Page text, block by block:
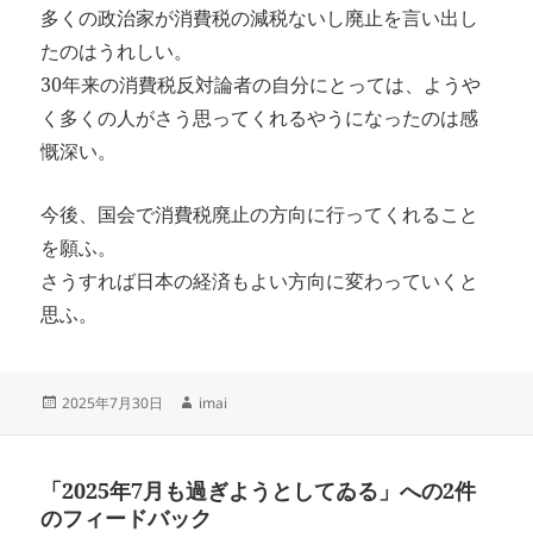
多くの政治家が消費税の減税ないし廃止を言い出し
たのはうれしい。
30年来の消費税反対論者の自分にとっては、ようや
く多くの人がさう思ってくれるやうになったのは感
慨深い。
今後、国会で消費税廃止の方向に行ってくれること
を願ふ。
さうすれば日本の経済もよい方向に変わっていくと
思ふ。
投
2025年7月30日
作
imai
「2025年7月も過ぎようとしてゐる」への2件
のフィードバック